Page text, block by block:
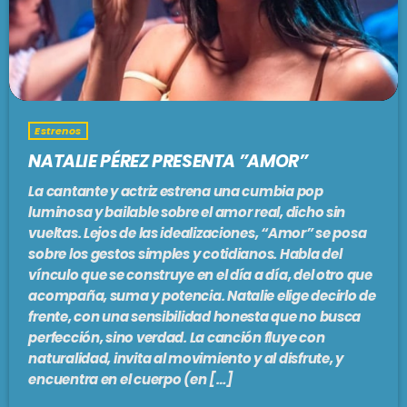
BARCELONA
MALLORCA
PODCASTS
TIENDA
EN VIVO AHORA!
Estrenos
NATALIE PÉREZ PRESENTA ”AMOR”
La cantante y actriz estrena una cumbia pop
luminosa y bailable sobre el amor real, dicho sin
vueltas. Lejos de las idealizaciones, “Amor” se posa
sobre los gestos simples y cotidianos. Habla del
vínculo que se construye en el día a día, del otro que
acompaña, suma y potencia. Natalie elige decirlo de
frente, con una sensibilidad honesta que no busca
perfección, sino verdad. La canción fluye con
naturalidad, invita al movimiento y al disfrute, y
encuentra en el cuerpo (en […]